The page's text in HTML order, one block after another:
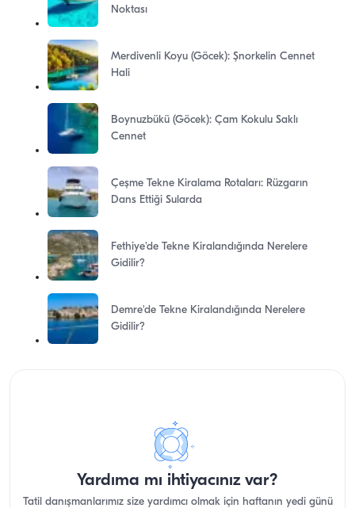
Noktası
Merdivenli Koyu (Göcek): Şnorkelin Cennet
Hali
Boynuzbükü (Göcek): Çam Kokulu Saklı
Cennet
Çeşme Tekne Kiralama Rotaları: Rüzgarın
Dans Ettiği Sularda
Fethiye'de Tekne Kiralandığında Nerelere
Gidilir?
Demre'de Tekne Kiralandığında Nerelere
Gidilir?
Yardıma mı ihtiyacınız var?
Tatil danışmanlarımız size yardımcı olmak için haftanın yedi günü